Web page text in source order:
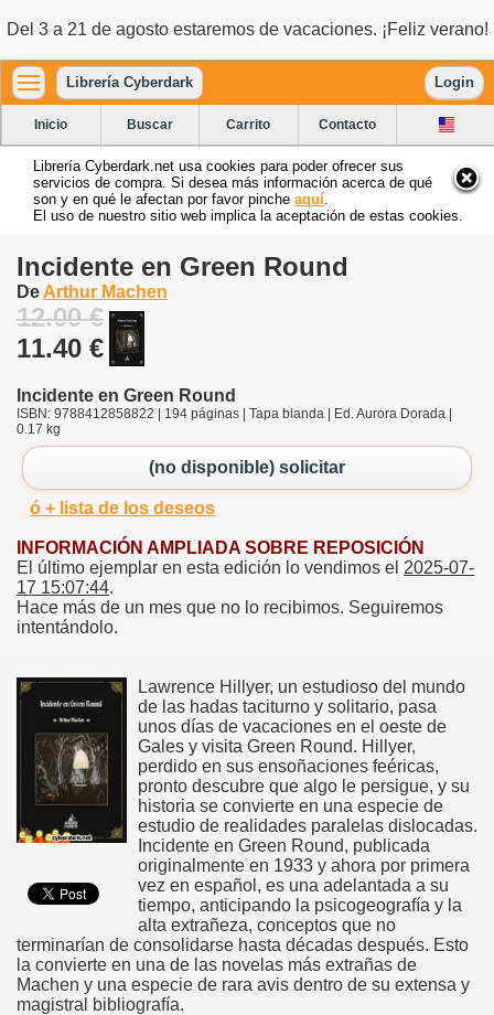
Del 3 a 21 de agosto estaremos de vacaciones. ¡Feliz verano!
Librería Cyberdark Login
Inicio Buscar Carrito Contacto
Librería Cyberdark.net usa cookies para poder ofrecer sus
servicios de compra. Si desea más información acerca de qué
son y en qué le afectan por favor pinche aquí
El uso de nuestro sitio web implica la aceptación de estas cookies.
Incidente en Green Round
De Arthur Machen
12.00 €
11.40 €
Incidente en Green Round
ISBN: 9788412858822 | 194 páginas | Tapa blanda | Ed. Aurora Dorada |
0.17 kg
(no disponible) solicitar
ó + lista de los deseos
INFORMACIÓN AMPLIADA SOBRE REPOSICIÓN
El último ejemplar en esta edición lo vendimos el 2025-07-
17 15:07:44.
Hace más de un mes que no lo recibimos. Seguiremos
intentándolo.
Lawrence Hillyer, un estudioso del mundo
de las hadas taciturno y solitario, pasa
unos días de vacaciones en el oeste de
Gales y visita Green Round. Hillyer,
perdido en sus ensoñaciones feéricas,
pronto descubre que algo le persigue, y su
historia se convierte en una especie de
estudio de realidades paralelas dislocadas.
Incidente en Green Round, publicada
originalmente en 1933 y ahora por primera
vez en español, es una adelantada a su
tiempo, anticipando la psicogeografía y la
alta extrañeza, conceptos que no
terminarían de consolidarse hasta décadas después. Esto
la convierte en una de las novelas más extrañas de
Machen y una especie de rara avis dentro de su extensa y
magistral bibliografía.